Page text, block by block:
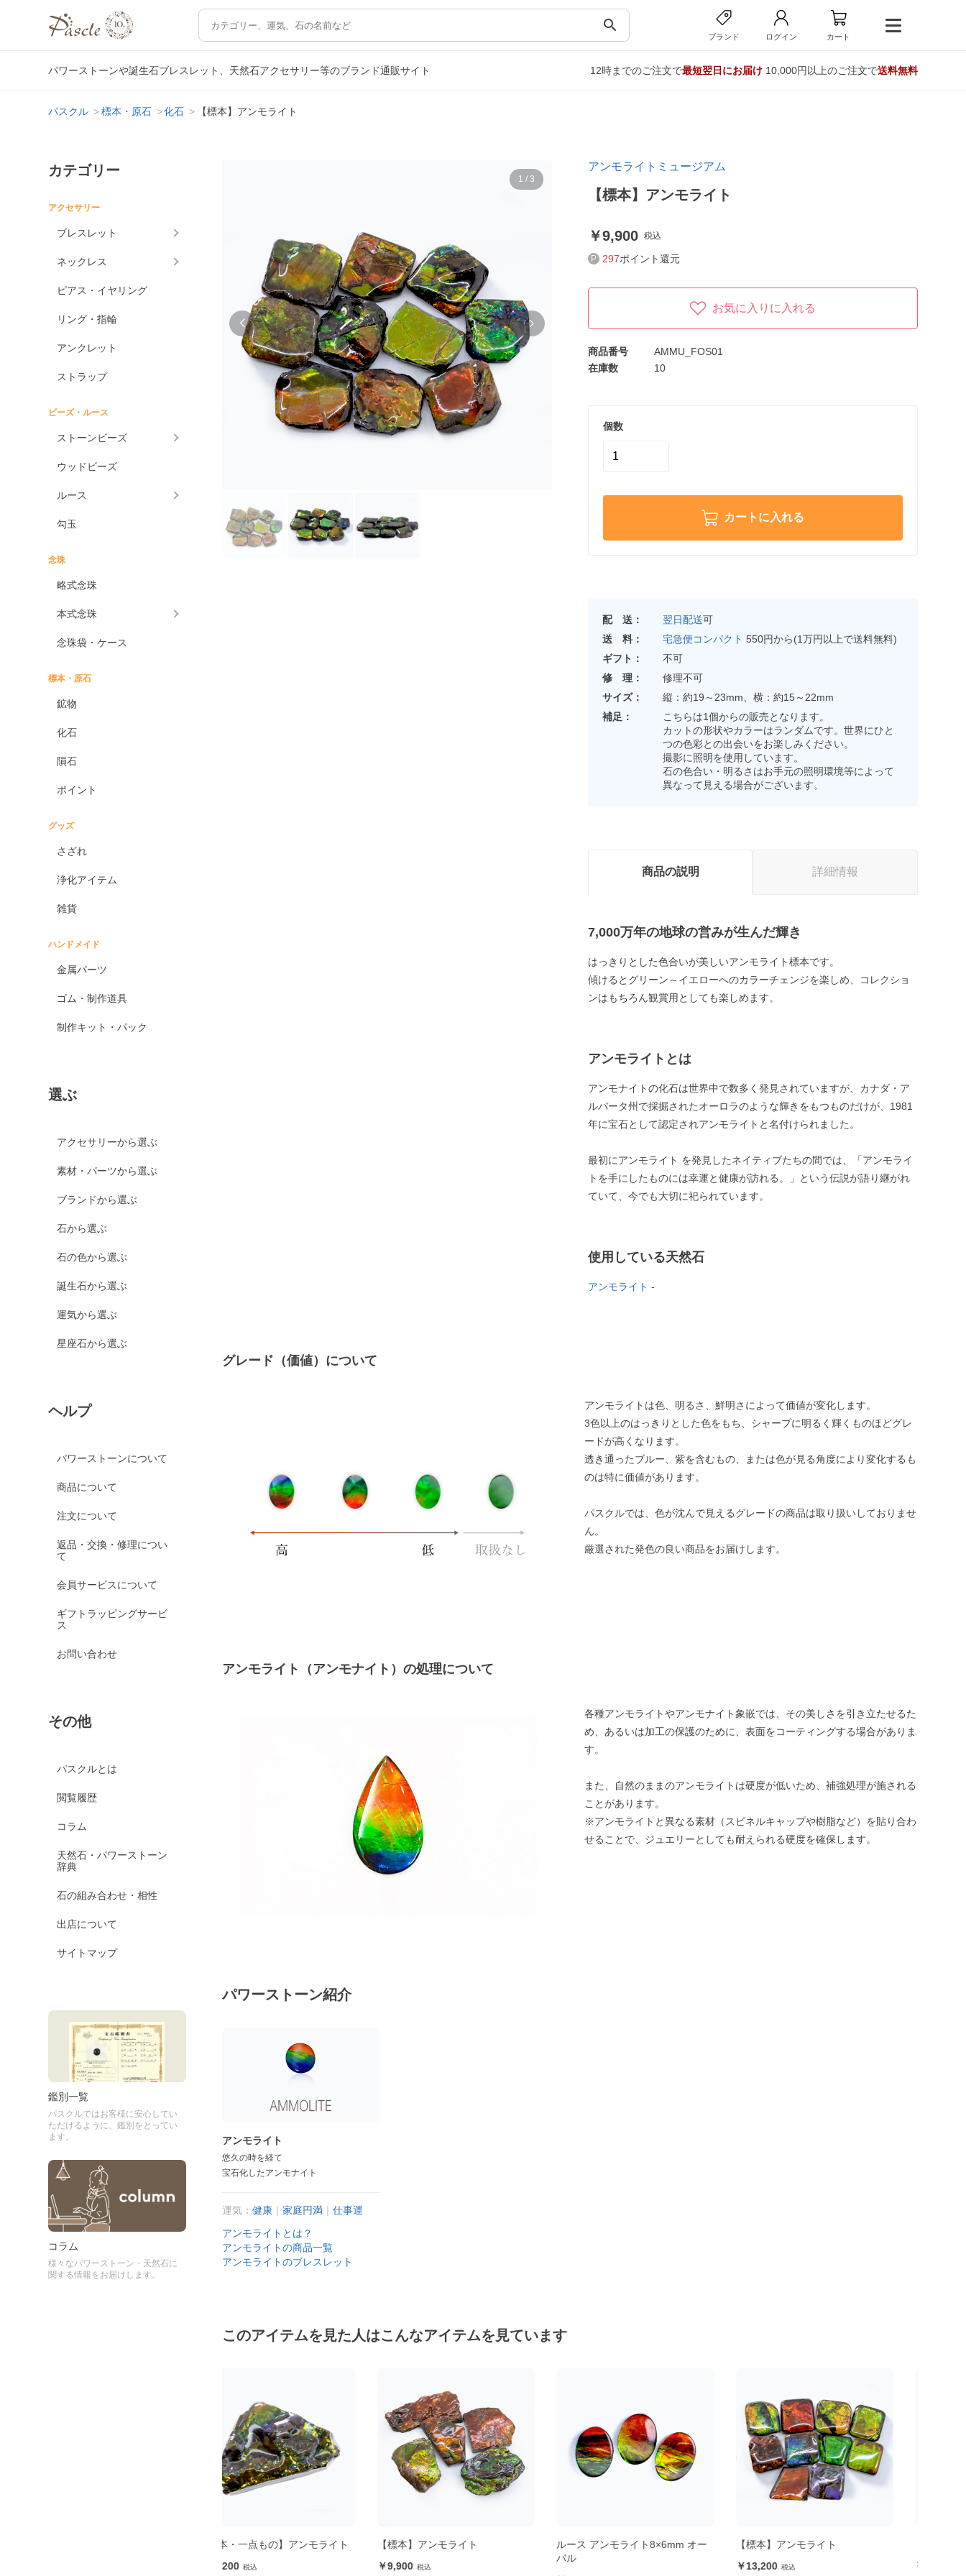
search
ブランド ログイン カート
パワーストーンや誕生石ブレスレット、天然石アクセサリー等のブランド通販サイト 12時までのご注文で最短翌日にお届け10,000円以上のご注文で送料無料
パスクル 標本・原石 化石 【標本】アンモライト
カテゴリー
アクセサリー
ブレスレット
ネックレス
ピアス・イヤリング
リング・指輪
アンクレット
ストラップ
ビーズ・ルース
ストーンビーズ
ウッドビーズ
ルース
勾玉
念珠
略式念珠
本式念珠
念珠袋・ケース
標本・原石
鉱物
化石
隕石
ポイント
グッズ
さざれ
浄化アイテム
雑貨
ハンドメイド
金属パーツ
ゴム・制作道具
制作キット・パック
選ぶ
アクセサリーから選ぶ
素材・パーツから選ぶ
ブランドから選ぶ
石から選ぶ
石の色から選ぶ
誕生石から選ぶ
運気から選ぶ
星座石から選ぶ
ヘルプ
パワーストーンについて
商品について
注文について
返品・交換・修理につい
て
会員サービスについて
ギフトラッピングサービ
ス
お問い合わせ
その他
パスクルとは
閲覧履歴
コラム
天然石・パワーストーン
辞典
石の組み合わせ・相性
出店について
サイトマップ
鑑別一覧
パスクルではお客様に安心してい
ただけるように、鑑別をとってい
ます。
コラム
様々なパワーストーン・天然石に
関する情報をお届けします。
1 / 3
アンモライトミュージアム
【標本】アンモライト
9,900 税込
297ポイント還元
お気に入りに入れる
商品番号
AMMU_FOS01
在庫数
10
個数
カートに入れる
配 送： 翌日配送可
送 料：
宅急便コンパクト 550円から(1万円以上で送料無料)
ギフト：
不可
修 理：
修理不可
サイズ：
縦：約19～23mm、横：約15～22mm
補足：
こちらは1個からの販売となります。
カットの形状やカラーはランダムです。世界にひと
つの色彩との出会いをお楽しみください。
撮影に照明を使用しています。
石の色合い・明るさはお手元の照明環境等によって
異なって見える場合がございます。
商品の説明 詳細情報
7,000万年の地球の営みが生んだ輝き
はっきりとした色合いが美しいアンモライト標本です。
傾けるとグリーン～イエローへのカラーチェンジを楽しめ、コレクショ
ンはもちろん観賞用としても楽しめます。
アンモライトとは
アンモナイトの化石は世界中で数多く発見されていますが、カナダ・ア
ルバータ州で採掘されたオーロラのような輝きをもつものだけが、1981
年に宝石として認定されアンモライトと名付けられました。
最初にアンモライト を発見したネイティブたちの間では、「アンモライ
トを手にしたものには幸運と健康が訪れる。」という伝説が語り継がれ
ていて、今でも大切に祀られています。
使用している天然石
アンモライト -
グレード（価値）について
アンモライトは色、明るさ、鮮明さによって価値が変化します。
3色以上のはっきりとした色をもち、シャープに明るく輝くものほどグレ
ードが高くなります。
透き通ったブルー、紫を含むもの、または色が見る角度により変化するも
のは特に価値があります。
パスクルでは、色が沈んで見えるグレードの商品は取り扱いしておりませ
ん。
厳選された発色の良い商品をお届けします。
アンモライト（アンモナイト）の処理について
各種アンモライトやアンモナイト象嵌では、その美しさを引き立たせるた
め、あるいは加工の保護のために、表面をコーティングする場合がありま
す。
また、自然のままのアンモライトは硬度が低いため、補強処理が施される
ことがあります。
※アンモライトと異なる素材（スピネルキャップや樹脂など）を貼り合わ
せることで、ジュエリーとしても耐えられる硬度を確保します。
パワーストーン紹介
アンモライト
悠久の時を経て
宝石化したアンモナイト
運気：健康 ｜家庭円満 ｜仕事運
アンモライトとは？
アンモライトの商品一覧
アンモライトのブレスレット
このアイテムを見た人はこんなアイテムを見ています
【標本】アンモライト
9,900
ルース アンモライト8×6mm オー
【標本】アンモライト
【標本・一点もの】アンモライト
19,800